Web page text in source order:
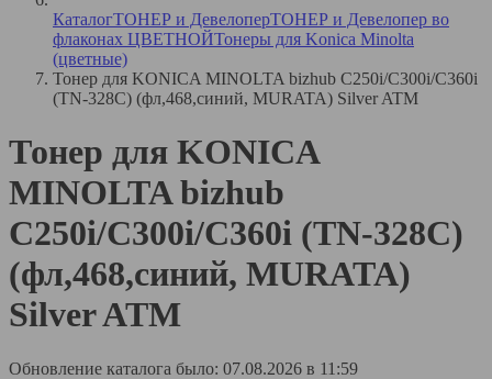
КаталогТОНЕР и ДевелоперТОНЕР и Девелопер во
флаконах ЦВЕТНОЙТонеры для Konica Minolta
(цветные)
Тонер для KONICA MINOLTA bizhub C250i/C300i/C360i
(TN-328C) (фл,468,синий, MURATA) Silver ATM
Тонер для KONICA
MINOLTA bizhub
C250i/C300i/C360i (TN-328C)
(фл,468,синий, MURATA)
Silver ATM
Обновление каталога было: 07.08.2026 в 11:59